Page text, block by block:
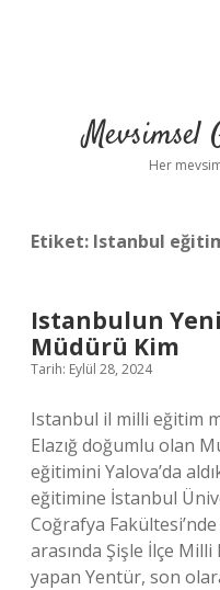
Mevsimsel
Her
Etiket: Istanbul
Istanbulun
Müdürü Kim
Tarih: Eylül 28, 2024
Istanbul il milli eğitim
Elazığ doğumlu olan
eğitimini Yalova’da
eğitimine İstanbul
Coğrafya Fakültesi’nde
arasında Şişle İlçe
yapan Yentür, son